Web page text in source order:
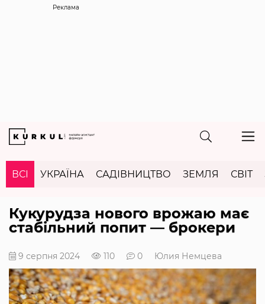
Реклама
ВСІ УКРАЇНА САДІВНИЦТВО ЗЕМЛЯ СВІТ
Кукурудза нового врожаю має
стабільний попит — брокери
9 серпня 2024 110 0 Юлия Немцева